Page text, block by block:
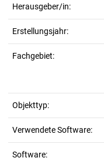
Herausgeber/in:
Erstellungsjahr:
Fachgebiet:
Objekttyp:
Verwendete Software:
Software: